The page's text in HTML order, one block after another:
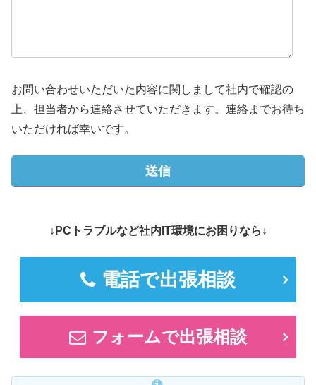
お問い合わせいただいた内容に関しまして社内で確認の
上、担当者から連絡させていただきます。連絡までお待ち
いただければ幸いです。
↓PCトラブルなど社内IT環境にお困りなら↓
電話で出張相談
フォームで出張相談